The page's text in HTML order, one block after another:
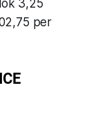
3,25
per